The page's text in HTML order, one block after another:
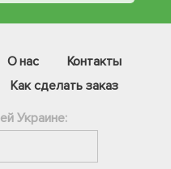
О нас
Контакты
Как сделать заказ
Украине: